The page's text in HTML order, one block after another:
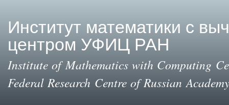
Институт математики с
центром УФИЦ РАН
Institute of Mathematics with Computing
Federal Research Centre of Russian